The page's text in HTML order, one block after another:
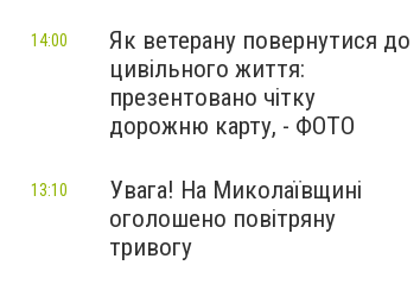
Як ветерану повернутися до
цивільного життя:
презентовано чітку
дорожню карту, - ФОТО
14:00
Увага! На Миколаївщині
оголошено повітряну
тривогу
13:10